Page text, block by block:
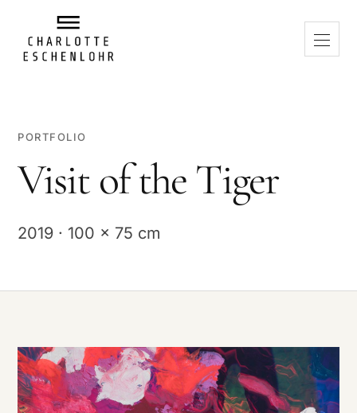
DE/EN
PORTFOLIO
Visit of the Tiger
2019 · 100 x 75 cm